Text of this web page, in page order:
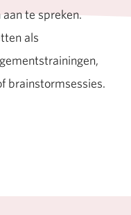
te spreken.
als
brainstormsessies.